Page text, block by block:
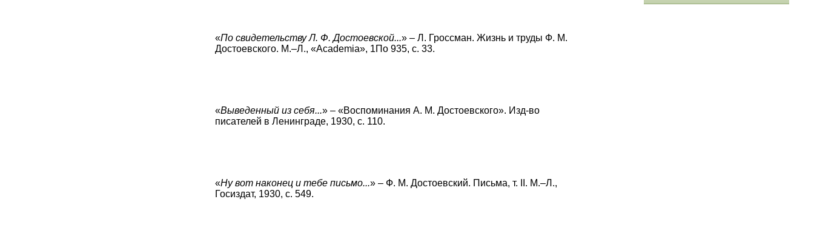
«По свидетельству Л. Ф. Достоевской...» – Л. Гроссман. Жизнь и труды Ф. М.
Достоевского. M.–Л., «Academia», 1По 935, с. 33.
«Выведенный из себя...» – «Воспоминания А. М. Достоевского». Изд-во
писателей в Ленинграде, 1930, с. 110.
«Ну вот наконец и тебе письмо...» – Ф. М. Достоевский. Письма, т. II. M.–Л.,
Госиздат, 1930, с. 549.